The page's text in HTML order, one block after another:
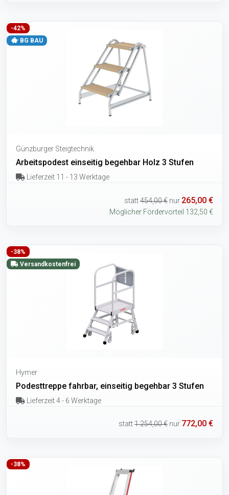
-42%
BG BAU
Günzburger Steigtechnik
Arbeitspodest einseitig begehbar Holz 3 Stufen
Lieferzeit 11 - 13 Werktage
statt454,00 € nur 265,00 €
Möglicher Fördervorteil 132,50 €
-38%
Versandkostenfrei
Hymer
Podesttreppe fahrbar, einseitig begehbar 3 Stufen
Lieferzeit 4 - 6 Werktage
statt1.254,00 € nur 772,00 €
-38%